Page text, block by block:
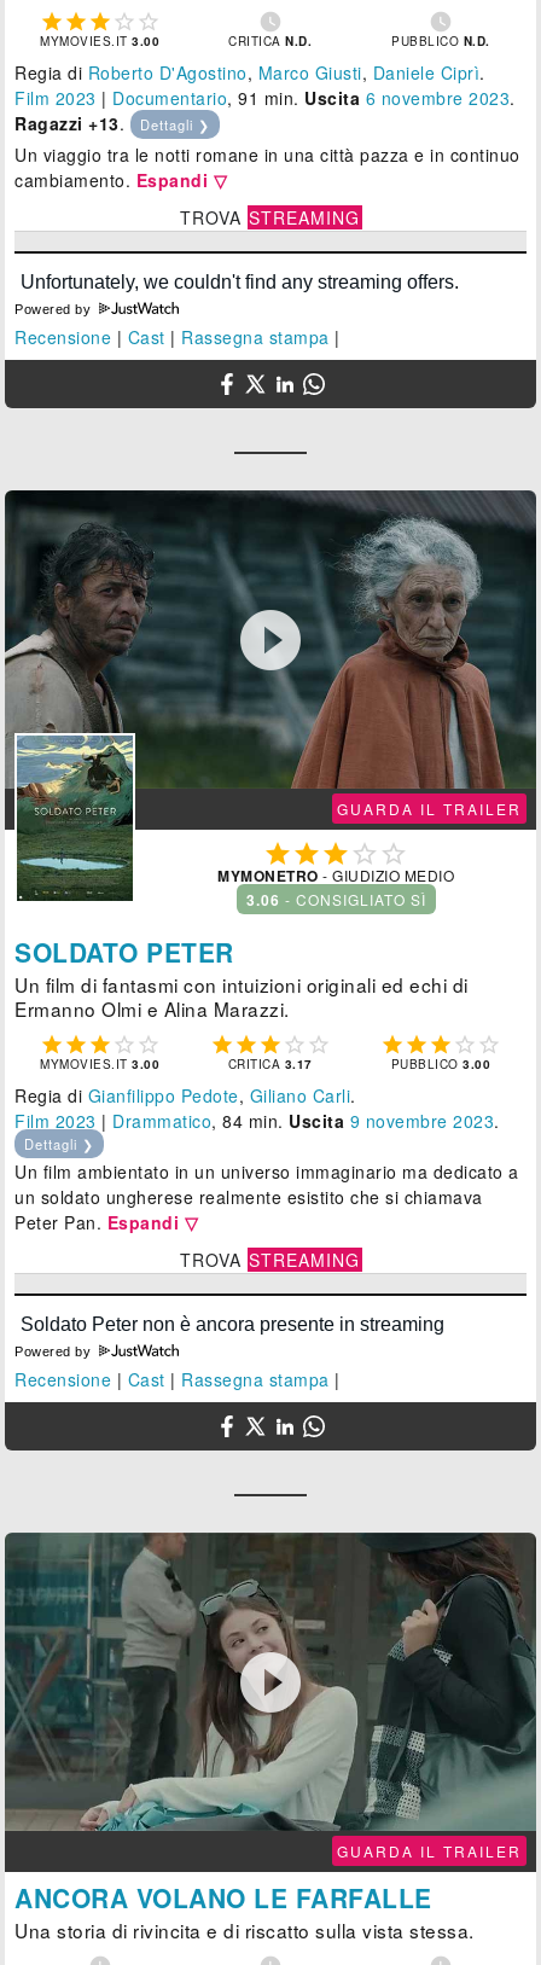
    
MYMOVIES.IT3.00

CRITICAN.D.

PUBBLICO N.D.
Regia di Roberto D'Agostino, Marco Giusti, Daniele Ciprì.
Film 2023 | Documentario, 91 min. Uscita 6 novembre 2023.
Ragazzi +13. Dettagli ❯
Un viaggio tra le notti romane in una città pazza e in continuo
cambiamento. Espandi ▽
TROVA STREAMING
Powered by
Recensione | Cast | Rassegna stampa |

GUARDA IL TRAILER
  
MYMONETRO - GIUDIZIO MEDIO
3.06 - CONSIGLIATO SÌ
SOLDATO PETER
Un film di fantasmi con intuizioni originali ed echi di
Ermanno Olmi e Alina Marazzi.
    
MYMOVIES.IT3.00
    
CRITICA 3.17
    
PUBBLICO3.00
Regia di Gianfilippo Pedote, Giliano Carli.
Film 2023 | Drammatico, 84 min. Uscita 9 novembre 2023.
Dettagli ❯
Un film ambientato in un universo immaginario ma dedicato a
un soldato ungherese realmente esistito che si chiamava
Peter Pan. Espandi ▽
TROVA STREAMING
Powered by
Recensione | Cast | Rassegna stampa |

GUARDA IL TRAILER
ANCORA VOLANO LE FARFALLE
Una storia di rivincita e di riscatto sulla vista stessa.